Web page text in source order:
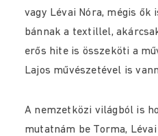
vagy Lévai Nóra, mégis ők
bánnak a textillel,
erős hite is összeköti a
Lajos művészetével is
A nemzetközi világból is
mutatnám be Torma,